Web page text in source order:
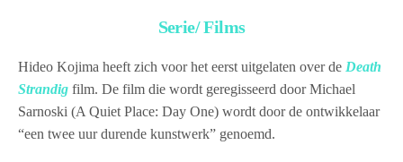
Serie/ Films
Hideo Kojima heeft zich voor het eerst uitgelaten over de Death
Strandig film. De film die wordt geregisseerd door Michael
Sarnoski (A Quiet Place: Day One) wordt door de ontwikkelaar
“een twee uur durende kunstwerk” genoemd.